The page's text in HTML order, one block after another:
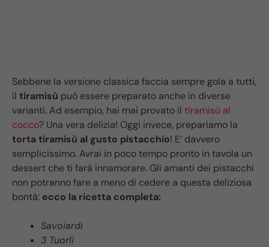
Sebbene la versione classica faccia sempre gola a tutti,
il tiramisù può essere preparato anche in diverse
varianti. Ad esempio, hai mai provato il tiramisù al
cocco? Una vera delizia! Oggi invece, prepariamo la
torta tiramisù al gusto pistacchio! E’ davvero
semplicissimo. Avrai in poco tempo pronto in tavola un
dessert che ti farà innamorare. Gli amanti dei pistacchi
non potranno fare a meno di cedere a questa deliziosa
bontà: ecco la ricetta completa:
Savoiardi
3 Tuorli